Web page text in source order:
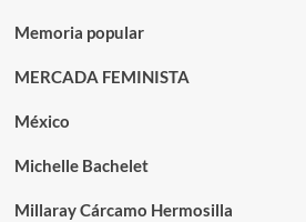
Memoria popular
MERCADA FEMINISTA
México
Michelle Bachelet
Millaray Cárcamo Hermosilla